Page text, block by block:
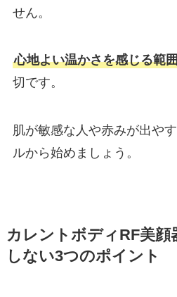
せん。
心地よい温かさを感じる範
切です。
肌が敏感な人や赤みが出や
ルから始めましょう。
カレントボディRF美顔
しない3つのポイント